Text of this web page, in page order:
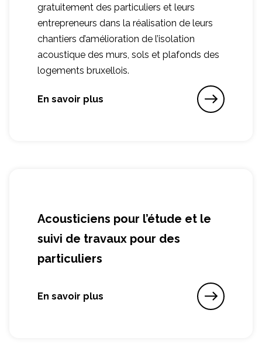
gratuitement des particuliers et leurs
entrepreneurs dans la réalisation de leurs
chantiers d’amélioration de l’isolation
acoustique des murs, sols et plafonds des
logements bruxellois.
En savoir plus
Acousticiens pour l’étude et le
suivi de travaux pour des
particuliers
En savoir plus